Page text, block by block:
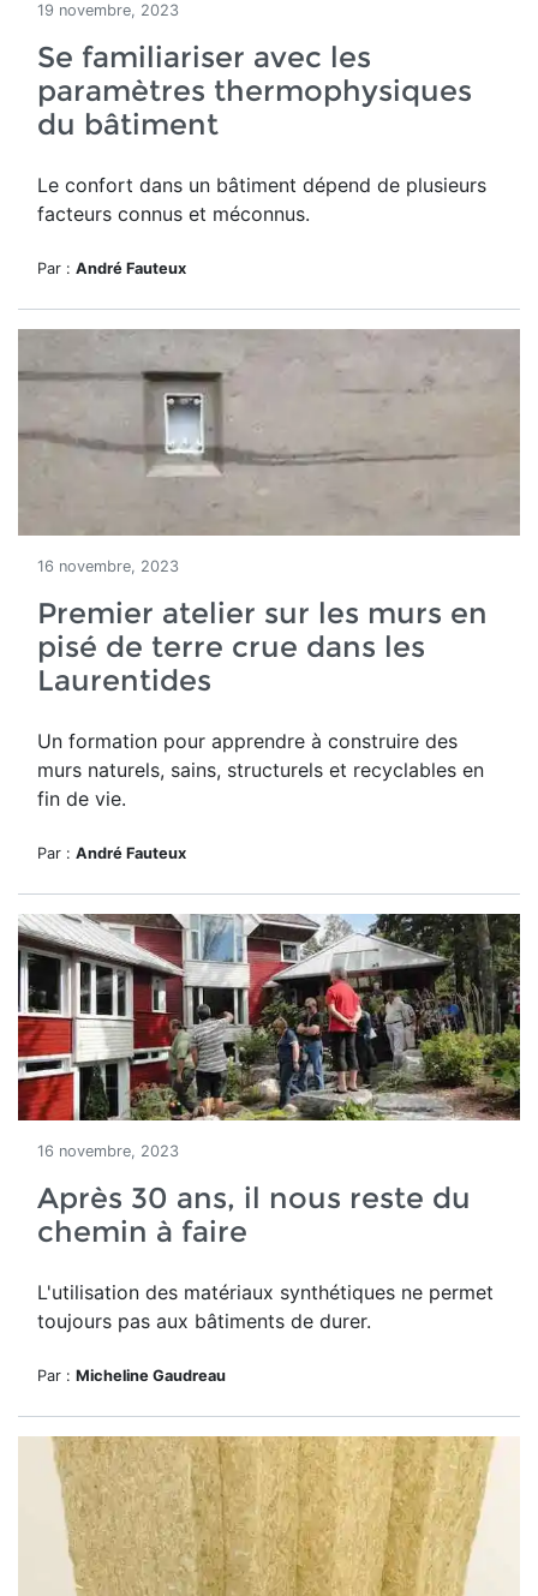
19 novembre, 2023
Se familiariser avec les
paramètres thermophysiques
du bâtiment
Le confort dans un bâtiment dépend de plusieurs
facteurs connus et méconnus.
Par : André Fauteux
16 novembre, 2023
Premier atelier sur les murs en
pisé de terre crue dans les
Laurentides
Un formation pour apprendre à construire des
murs naturels, sains, structurels et recyclables en
fin de vie.
Par : André Fauteux
16 novembre, 2023
Après 30 ans, il nous reste du
chemin à faire
L'utilisation des matériaux synthétiques ne permet
toujours pas aux bâtiments de durer.
Par : Micheline Gaudreau